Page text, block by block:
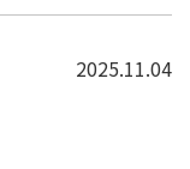
2025.11.04